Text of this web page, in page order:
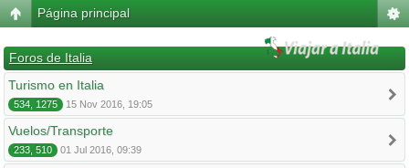
Página principal
Foros de Italia
Turismo en Italia
534, 1275 15 Nov 2016, 19:05
Vuelos/Transporte
233, 510 01 Jul 2016, 09:39